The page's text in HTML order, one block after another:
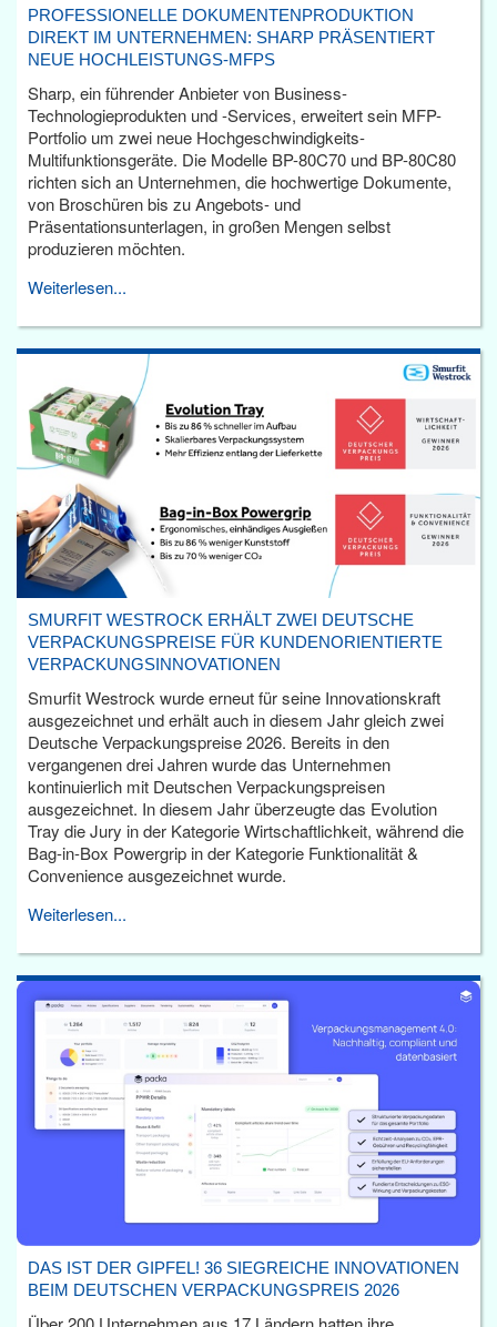
PROFESSIONELLE DOKUMENTENPRODUKTION
DIREKT IM UNTERNEHMEN: SHARP PRÄSENTIERT
NEUE HOCHLEISTUNGS-MFPS
Sharp, ein führender Anbieter von Business-
Technologieprodukten und -Services, erweitert sein MFP-
Portfolio um zwei neue Hochgeschwindigkeits-
Multifunktionsgeräte. Die Modelle BP-80C70 und BP-80C80
richten sich an Unternehmen, die hochwertige Dokumente,
von Broschüren bis zu Angebots- und
Präsentationsunterlagen, in großen Mengen selbst
produzieren möchten.
Weiterlesen...
SMURFIT WESTROCK ERHÄLT ZWEI DEUTSCHE
VERPACKUNGSPREISE FÜR KUNDENORIENTIERTE
VERPACKUNGSINNOVATIONEN
Smurfit Westrock wurde erneut für seine Innovationskraft
ausgezeichnet und erhält auch in diesem Jahr gleich zwei
Deutsche Verpackungspreise 2026. Bereits in den
vergangenen drei Jahren wurde das Unternehmen
kontinuierlich mit Deutschen Verpackungspreisen
ausgezeichnet. In diesem Jahr überzeugte das Evolution
Tray die Jury in der Kategorie Wirtschaftlichkeit, während die
Bag-in-Box Powergrip in der Kategorie Funktionalität &
Convenience ausgezeichnet wurde.
Weiterlesen...
DAS IST DER GIPFEL! 36 SIEGREICHE INNOVATIONEN
BEIM DEUTSCHEN VERPACKUNGSPREIS 2026